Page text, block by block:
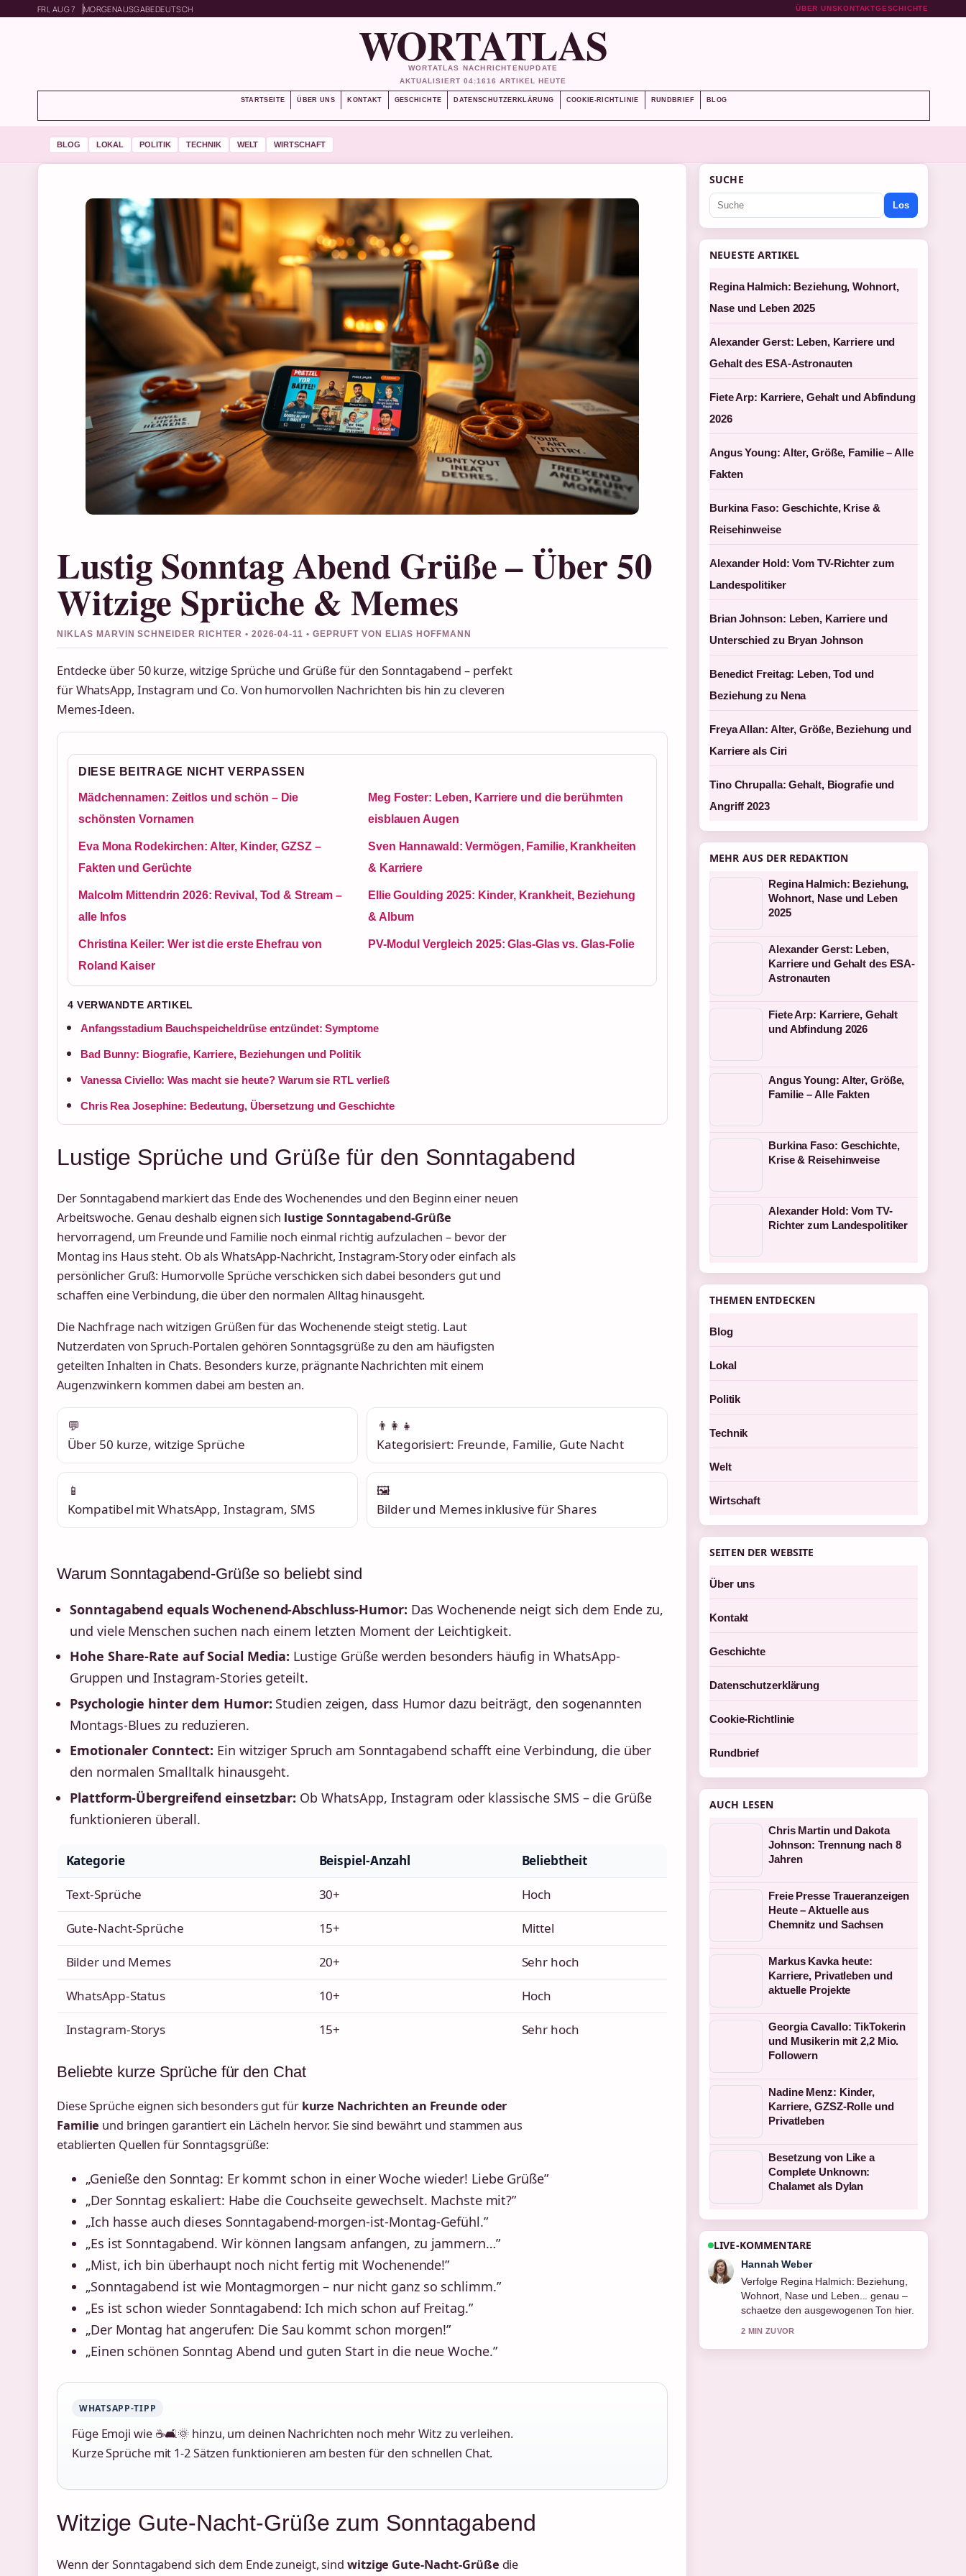
FRI, AUG 7 MORGENAUSGABEDEUTSCH ÜBER UNSKONTAKTGESCHICHTE
WORTATLAS
WORTATLAS NACHRICHTENUPDATE
AKTUALISIERT 04:1616 ARTIKEL HEUTE
STARTSEITE ÜBER UNS KONTAKT GESCHICHTE DATENSCHUTZERKLÄRUNG COOKIE-RICHTLINIE RUNDBRIEF BLOG
BLOG LOKAL POLITIK TECHNIK WELT WIRTSCHAFT
Lustig Sonntag Abend Grüße – Über 50
Witzige Sprüche & Memes
NIKLAS MARVIN SCHNEIDER RICHTER • 2026-04-11 • GEPRUFT VON ELIAS HOFFMANN
Entdecke über 50 kurze, witzige Sprüche und Grüße für den Sonntagabend – perfekt
für WhatsApp, Instagram und Co. Von humorvollen Nachrichten bis hin zu cleveren
Memes-Ideen.
DIESE BEITRAGE NICHT VERPASSEN
Mädchennamen: Zeitlos und schön – Die
schönsten Vornamen
Meg Foster: Leben, Karriere und die berühmten
eisblauen Augen
Eva Mona Rodekirchen: Alter, Kinder, GZSZ –
Fakten und Gerüchte
Sven Hannawald: Vermögen, Familie, Krankheiten
& Karriere
Malcolm Mittendrin 2026: Revival, Tod & Stream –
alle Infos
Ellie Goulding 2025: Kinder, Krankheit, Beziehung
& Album
Christina Keiler: Wer ist die erste Ehefrau von
Roland Kaiser
PV-Modul Vergleich 2025: Glas-Glas vs. Glas-Folie
4 VERWANDTE ARTIKEL
Anfangsstadium Bauchspeicheldrüse entzündet: Symptome
Bad Bunny: Biografie, Karriere, Beziehungen und Politik
Vanessa Civiello: Was macht sie heute? Warum sie RTL verließ
Chris Rea Josephine: Bedeutung, Übersetzung und Geschichte
Lustige Sprüche und Grüße für den Sonntagabend
Der Sonntagabend markiert das Ende des Wochenendes und den Beginn einer neuen
Arbeitswoche. Genau deshalb eignen sich lustige Sonntagabend-Grüße
hervorragend, um Freunde und Familie noch einmal richtig aufzulachen – bevor der
Montag ins Haus steht. Ob als WhatsApp-Nachricht, Instagram-Story oder einfach als
persönlicher Gruß: Humorvolle Sprüche verschicken sich dabei besonders gut und
schaffen eine Verbindung, die über den normalen Alltag hinausgeht.
Die Nachfrage nach witzigen Grüßen für das Wochenende steigt stetig. Laut
Nutzerdaten von Spruch-Portalen gehören Sonntagsgrüße zu den am häufigsten
geteilten Inhalten in Chats. Besonders kurze, prägnante Nachrichten mit einem
Augenzwinkern kommen dabei am besten an.
💬
Über 50 kurze, witzige Sprüche
👨‍👩‍👧
Kategorisiert: Freunde, Familie, Gute Nacht
📱
Kompatibel mit WhatsApp, Instagram, SMS
🖼️
Bilder und Memes inklusive für Shares
Warum Sonntagabend-Grüße so beliebt sind
Sonntagabend equals Wochenend-Abschluss-Humor: Das Wochenende neigt sich dem Ende zu,
und viele Menschen suchen nach einem letzten Moment der Leichtigkeit.
Hohe Share-Rate auf Social Media: Lustige Grüße werden besonders häufig in WhatsApp-
Gruppen und Instagram-Stories geteilt.
Psychologie hinter dem Humor: Studien zeigen, dass Humor dazu beiträgt, den sogenannten
Montags-Blues zu reduzieren.
Emotionaler Conntect: Ein witziger Spruch am Sonntagabend schafft eine Verbindung, die über
den normalen Smalltalk hinausgeht.
Plattform-Übergreifend einsetzbar: Ob WhatsApp, Instagram oder klassische SMS – die Grüße
funktionieren überall.
Kategorie Beispiel-Anzahl Beliebtheit
Text-Sprüche 30+ Hoch
Gute-Nacht-Sprüche 15+ Mittel
Bilder und Memes 20+ Sehr hoch
WhatsApp-Status 10+ Hoch
Instagram-Storys 15+ Sehr hoch
Beliebte kurze Sprüche für den Chat
Diese Sprüche eignen sich besonders gut für kurze Nachrichten an Freunde oder
Familie und bringen garantiert ein Lächeln hervor. Sie sind bewährt und stammen aus
etablierten Quellen für Sonntagsgrüße:
„Genieße den Sonntag: Er kommt schon in einer Woche wieder! Liebe Grüße”
„Der Sonntag eskaliert: Habe die Couchseite gewechselt. Machste mit?”
„Ich hasse auch dieses Sonntagabend-morgen-ist-Montag-Gefühl.”
„Es ist Sonntagabend. Wir können langsam anfangen, zu jammern…”
„Mist, ich bin überhaupt noch nicht fertig mit Wochenende!”
„Sonntagabend ist wie Montagmorgen – nur nicht ganz so schlimm.”
„Es ist schon wieder Sonntagabend: Ich mich schon auf Freitag.”
„Der Montag hat angerufen: Die Sau kommt schon morgen!”
„Einen schönen Sonntag Abend und guten Start in die neue Woche.”
WHATSAPP-TIPP
Füge Emoji wie ☕🛋️🌞 hinzu, um deinen Nachrichten noch mehr Witz zu verleihen.
Kurze Sprüche mit 1-2 Sätzen funktionieren am besten für den schnellen Chat.
Witzige Gute-Nacht-Grüße zum Sonntagabend
Wenn der Sonntagabend sich dem Ende zuneigt, sind witzige Gute-Nacht-Grüße die
SUCHE
Los
NEUESTE ARTIKEL
Regina Halmich: Beziehung, Wohnort,
Nase und Leben 2025
Alexander Gerst: Leben, Karriere und
Gehalt des ESA-Astronauten
Fiete Arp: Karriere, Gehalt und Abfindung
2026
Angus Young: Alter, Größe, Familie – Alle
Fakten
Burkina Faso: Geschichte, Krise &
Reisehinweise
Alexander Hold: Vom TV-Richter zum
Landespolitiker
Brian Johnson: Leben, Karriere und
Unterschied zu Bryan Johnson
Benedict Freitag: Leben, Tod und
Beziehung zu Nena
Freya Allan: Alter, Größe, Beziehung und
Karriere als Ciri
Tino Chrupalla: Gehalt, Biografie und
Angriff 2023
MEHR AUS DER REDAKTION
Regina Halmich: Beziehung,
Wohnort, Nase und Leben
2025
Alexander Gerst: Leben,
Karriere und Gehalt des ESA-
Astronauten
Fiete Arp: Karriere, Gehalt
und Abfindung 2026
Angus Young: Alter, Größe,
Familie – Alle Fakten
Burkina Faso: Geschichte,
Krise & Reisehinweise
Alexander Hold: Vom TV-
Richter zum Landespolitiker
THEMEN ENTDECKEN
Blog
Lokal
Politik
Technik
Welt
Wirtschaft
SEITEN DER WEBSITE
Über uns
Kontakt
Geschichte
Datenschutzerklärung
Cookie-Richtlinie
Rundbrief
AUCH LESEN
Chris Martin und Dakota
Johnson: Trennung nach 8
Jahren
Freie Presse Traueranzeigen
Heute – Aktuelle aus
Chemnitz und Sachsen
Markus Kavka heute:
Karriere, Privatleben und
aktuelle Projekte
Georgia Cavallo: TikTokerin
und Musikerin mit 2,2 Mio.
Followern
Nadine Menz: Kinder,
Karriere, GZSZ-Rolle und
Privatleben
Besetzung von Like a
Complete Unknown:
Chalamet als Dylan
LIVE-KOMMENTARE
Tim Vogel
Hilfreicher Kontext zu Alexander Gerst:
Leben, Karriere und Gehalt des.... Bitte
haltet diesen Liveticker aktuell.
4 MIN ZUVOR